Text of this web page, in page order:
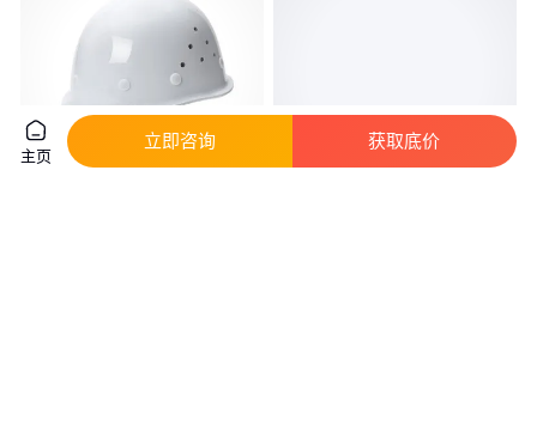
主页
立即咨询 获取底价